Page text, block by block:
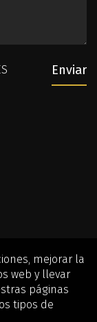
Enviar
mejorar la
web y llevar
páginas
tipos de